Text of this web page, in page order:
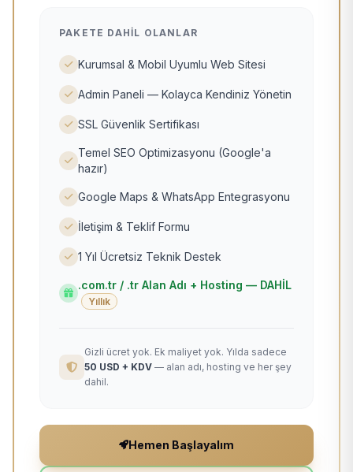
PAKETE DAHIL OLANLAR
Kurumsal & Mobil Uyumlu Web Sitesi
Admin Paneli — Kolayca Kendiniz Yönetin
SSL Güvenlik Sertifikası
Temel SEO Optimizasyonu (Google'a
hazır)
Google Maps & WhatsApp Entegrasyonu
İletişim & Teklif Formu
1 Yıl Ücretsiz Teknik Destek
.com.tr / .tr Alan Adı + Hosting — DAHİL
Yıllık
Gizli ücret yok. Ek maliyet yok. Yılda sadece
50 USD + KDV — alan adı, hosting ve her şey
dahil.
Hemen Başlayalım